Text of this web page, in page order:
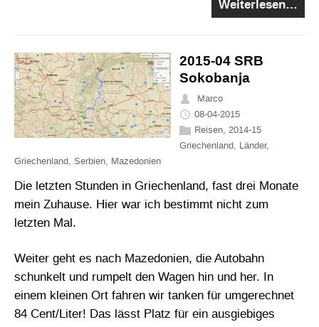
Weiterlesen…
2015-04 SRB
Sokobanja
Marco
08-04-2015
Reisen, 2014-15
Griechenland, Länder,
Griechenland, Serbien, Mazedonien
Die letzten Stunden in Griechenland, fast drei Monate
mein Zuhause. Hier war ich bestimmt nicht zum
letzten Mal.
Weiter geht es nach Mazedonien, die Autobahn
schunkelt und rumpelt den Wagen hin und her. In
einem kleinen Ort fahren wir tanken für umgerechnet
84 Cent/Liter! Das lässt Platz für ein ausgiebiges